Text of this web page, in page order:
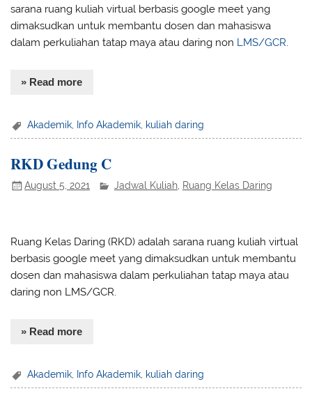
sarana ruang kuliah virtual berbasis google meet yang
dimaksudkan untuk membantu dosen dan mahasiswa
dalam perkuliahan tatap maya atau daring non LMS/GCR.
» Read more
Akademik Info Akademik kuliah daring
RKD Gedung C
August 5, 2021 Jadwal Kuliah Ruang Kelas Daring
Ruang Kelas Daring (RKD) adalah sarana ruang kuliah virtual
berbasis google meet yang dimaksudkan untuk membantu
dosen dan mahasiswa dalam perkuliahan tatap maya atau
daring non LMS/GCR.
» Read more
Akademik Info Akademik kuliah daring